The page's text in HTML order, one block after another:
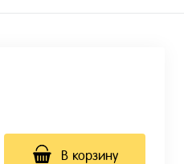
В корзину